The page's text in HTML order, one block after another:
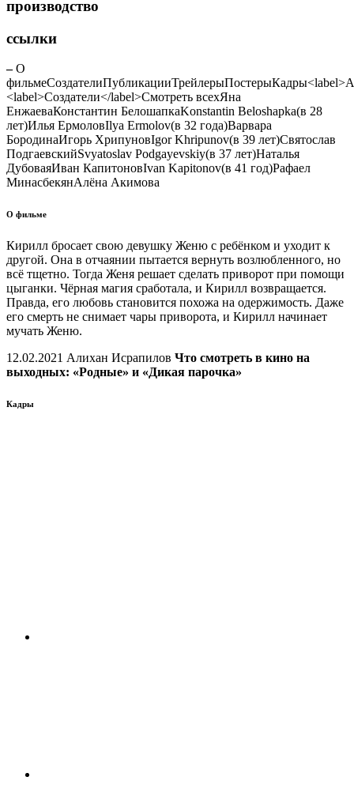
производство
ссылки
–О
фильме
<label>Создатели</label>Смотреть всехЯна
ЕнжаеваКонстантин БелошапкаKonstantin Beloshapka(в 28
лет)Илья ЕрмоловIlya Ermolov(в 32 года)Варвара
БородинаИгорь ХрипуновIgor Khripunov(в 39 лет)Святослав
ПодгаевскийSvyatoslav Podgayevskiy(в 37 лет)Наталья
ДубоваяИван КапитоновIvan Kapitonov(в 41 год)Рафаел
МинасбекянАлёна Акимова
О фильме
Кирилл бросает свою девушку Женю с ребёнком и уходит к
другой. Она в отчаянии пытается вернуть возлюбленного, но
всё тщетно. Тогда Женя решает сделать приворот при помощи
цыганки. Чёрная магия сработала, и Кирилл возвращается.
Правда, его любовь становится похожа на одержимость. Даже
его смерть не снимает чары приворота, и Кирилл начинает
мучать Женю.
12.02.2021 Алихан Исрапилов Что смотреть в кино на
выходных: «Родные» и «Дикая парочка»
Кадры